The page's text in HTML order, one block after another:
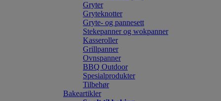
Gryter
Gryteknotter
Gryte- og pannesett
Stekepanner og wokpanner
Kasseroller
Grillpanner
Ovnspanner
BBQ Outdoor
Spesialprodukter
Tilbehør
Bakeartikler